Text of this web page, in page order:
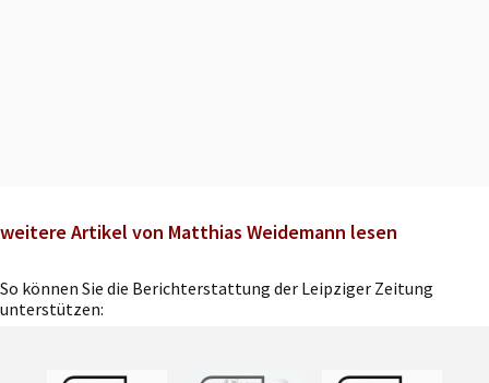
weitere Artikel von Matthias Weidemann lesen
So können Sie die Berichterstattung der Leipziger Zeitung
unterstützen: